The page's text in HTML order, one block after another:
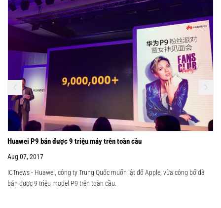
Huawei P9 bán được 9 triệu máy trên toàn cầu
Aug 07, 2017
ICTnews - Huawei, công ty Trung Quốc muốn lật đổ Apple, vừa công bố đã
bán được 9 triệu model P9 trên toàn cầu.